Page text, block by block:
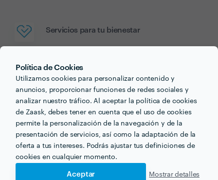
Política de Cookies
Utilizamos cookies para personalizar contenido y
anuncios, proporcionar funciones de redes sociales y
analizar nuestro tráfico. Al aceptar la política de cookies
de Zaask, debes tener en cuenta que el uso de cookies
permite la personalización de la navegación y de la
presentación de servicios, así como la adaptación de la
oferta a tus intereses. Podrás ajustar tus definiciones de
cookies en cualquier momento.
Aceptar Mostrar detalles
Servicios para tu bienestar
sabe. Encuentra profesionales del entrenamiento personal,